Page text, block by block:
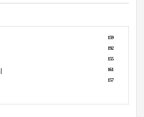
159
192
155
161
157